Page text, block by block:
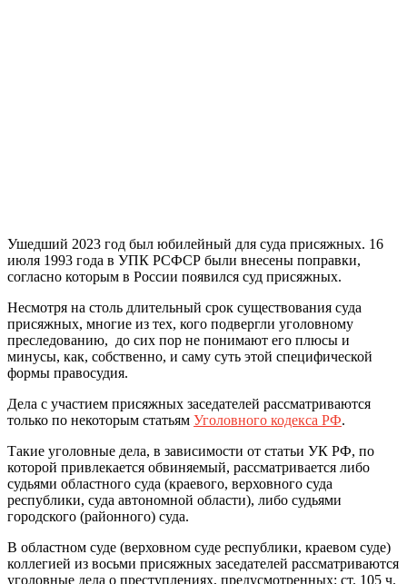
Ушедший 2023 год был юбилейный для суда присяжных. 16
июля 1993 года в УПК РСФСР были внесены поправки,
согласно которым в России появился суд присяжных.
Несмотря на столь длительный срок существования суда
присяжных, многие из тех, кого подвергли уголовному
преследованию, до сих пор не понимают его плюсы и
минусы, как, собственно, и саму суть этой специфической
формы правосудия.
Дела с участием присяжных заседателей рассматриваются
только по некоторым статьям Уголовного кодекса РФ.
Такие уголовные дела, в зависимости от статьи УК РФ, по
которой привлекается обвиняемый, рассматривается либо
судьями областного суда (краевого, верховного суда
республики, суда автономной области), либо судьями
городского (районного) суда.
В областном суде (верховном суде республики, краевом суде)
коллегией из восьми присяжных заседателей рассматриваются
уголовные дела о преступлениях, предусмотренных: ст. 105 ч.